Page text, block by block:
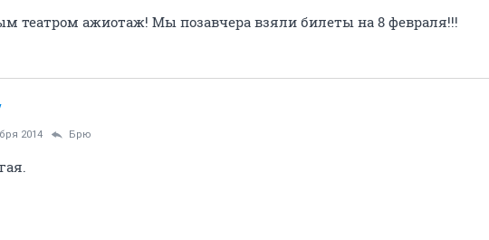
театром ажиотаж! Мы позавчера взяли билеты на 8 февраля!!!
2014 Брю